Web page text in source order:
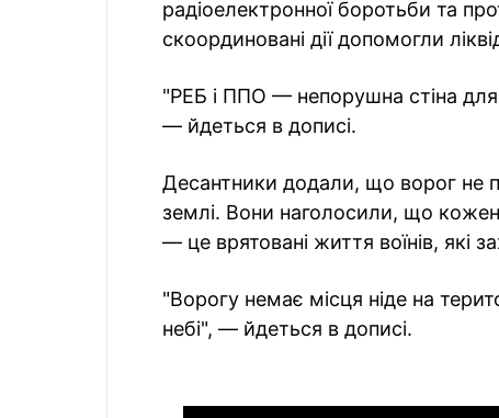
радіоелектронної боротьби та
скоординовані дії допомогли
"РЕБ і ППО — непорушна стіна для
— йдеться в дописі.
Десантники додали, що ворог не
землі. Вони наголосили, що
— це врятовані життя воїнів, які
"Ворогу немає місця ніде на
небі", — йдеться в дописі.